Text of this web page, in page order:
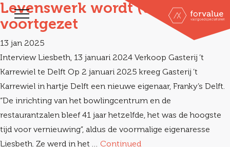
Levenswerk wordt (up-to-date)
voortgezet
13 jan 2025
Interview Liesbeth, 13 januari 2024 Verkoop Gasterij ’t
Karrewiel te Delft Op 2 januari 2025 kreeg Gasterij ’t
Karrewiel in hartje Delft een nieuwe eigenaar, Franky’s Delft.
“De inrichting van het bowlingcentrum en de
restaurantzalen bleef 41 jaar hetzelfde, het was de hoogste
tijd voor vernieuwing”, aldus de voormalige eigenaresse
Liesbeth. Ze werd in het … Continued